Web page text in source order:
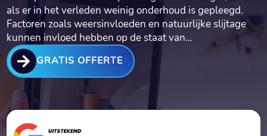
als er in het verleden weinig onderhoud is gepleegd.​
Factoren zoals weersinvloeden en natuurlijke slijtage
kunnen invloed hebben op de staat van…
 GRATIS OFFERTE